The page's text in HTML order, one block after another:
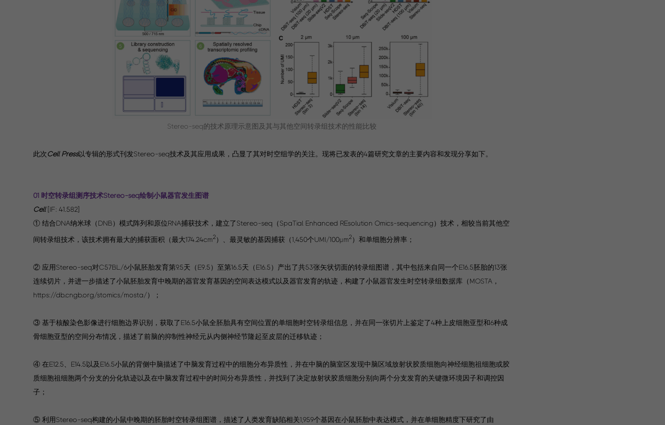
Stereo-seq的技术原理示意图及其与其他空间转录组技术的性能比较
此次Cell Press以专辑的形式刊发Stereo-seq技术及其应用成果，凸显了其对时空组学的关注。现将已发表的4篇研究文章的主要内容和发现分享如下。
01 时空转录组测序技术Stereo-seq绘制小鼠器官发生图谱
Cell[IF: 41.582]
① 结合DNA纳米球（DNB）模式阵列和原位RNA捕获技术，建立了Stereo-seq（SpaTial Enhanced REsolution Omics-sequencing）技术，相较当前其他空
间转录组技术，该技术拥有最大的捕获面积（最大174.24cm2）、最灵敏的基因捕获（1,450个UMI/100μm2）和单细胞分辨率；
② 应用Stereo-seq对C57BL/6小鼠胚胎发育第9.5天（E9.5）至第16.5天（E16.5）产出了共53张矢状切面的转录组图谱，其中包括来自同一个E16.5胚胎的13张
连续切片，并进一步描述了小鼠胚胎发育中晚期的器官发育基因的空间表达模式以及器官发育的轨迹，构建了小鼠器官发生时空转录组数据库（MOSTA，
https://db.cngb.org/stomics/mosta/）；
③ 基于核酸染色影像进行细胞边界识别，获取了E16.5小鼠全胚胎具有空间位置的单细胞时空转录组信息，并在同一张切片上鉴定了4种上皮细胞亚型和6种成
骨细胞亚型的空间分布情况，描述了前脑的抑制性神经元从内侧神经节隆起至皮层的迁移轨迹；
④ 在E12.5、E14.5以及E16.5小鼠的背侧中脑描述了中脑发育过程中的细胞分布异质性，并在中脑的脑室区发现中脑区域放射状胶质细胞向神经细胞祖细胞或胶
质细胞祖细胞两个分支的分化轨迹以及在中脑发育过程中的时间分布异质性，并找到了决定放射状胶质细胞分别向两个分支发育的关键微环境因子和调控因
子；
⑤ 利用Stereo-seq构建的小鼠中晚期的胚胎时空转录组图谱，描述了人类发育缺陷相关1,959个基因在小鼠胚胎中表达模式，并在单细胞精度下研究了由